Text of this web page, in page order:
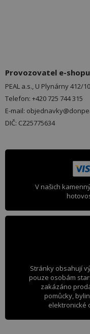
Provozovatel e-shopu
PEAL a.s., U Plynárny 412/
Telefon: +420 725 744 315
E-mail:
DIČ: CZ25775634
V našich
Stránky obsahují
pouze osobám
zakázáno
pomůcky,
elektronické